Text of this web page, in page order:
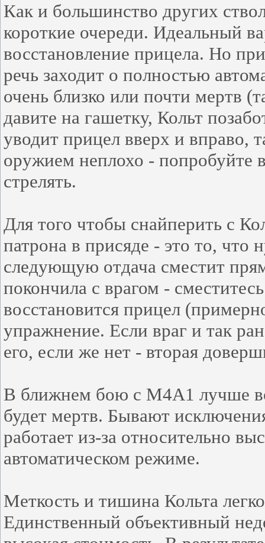
Как и большинство других
короткие очереди. Идеальный
восстановление прицела. Но
речь заходит о полностью
очень близко или почти мертв
давите на гашетку, Кольт
уводит прицел вверх и вправо,
оружием неплохо - попробуйте
стрелять.
Для того чтобы снайперить с
патрона в присяде - это то, что
следующую отдача сместит
покончила с врагом -
восстановится прицел
упражнение. Если враг и так
его, если же нет - вторая
В ближнем бою с M4A1 лучше
будет мертв. Бывают
работает из-за относительно
автоматическом режиме.
Меткость и тишина Кольта
Единственный объективный